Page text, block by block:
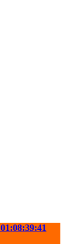
01:08:39:40